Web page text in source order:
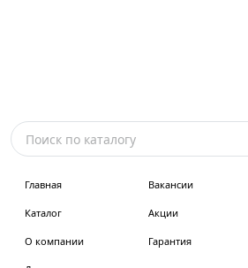
Главная
Каталог
О компании
Вакансии
Акции
Гарантия